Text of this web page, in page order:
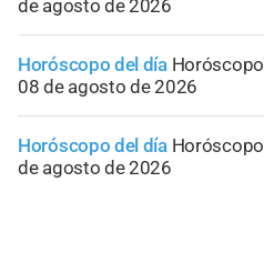
de agosto de 2026
Horóscopo del día
08 de agosto de 2026
Horóscopo del día
de agosto de 2026